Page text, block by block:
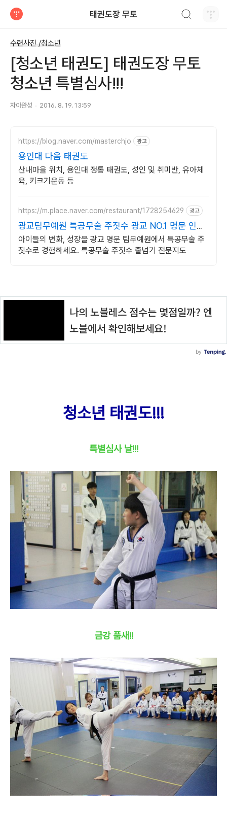
태권도장 무토
수련사진 /청소년
[청소년 태권도] 태권도장 무토
청소년 특별심사!!!
자아완성 2016. 8. 19. 13:59
https://blog.naver.com/masterchjo 광고
용인대 다옴 태권도
산내마을 위치, 용인대 정통 태권도, 성인 및 취미반, 유아체
육, 키크기운동 등
https://m.place.naver.com/restaurant/1728254629 광고
광교팀무예원 특공무술 주짓수 광교 NO.1 명문 인기
도장
아이들의 변화, 성장을 광교 명문 팀무예원에서 특공무술 주
짓수로 경험하세요. 특공무술 주짓수 줄넘기 전문지도
청소년 태권도!!!
특별심사 날!!!
금강 품새!!